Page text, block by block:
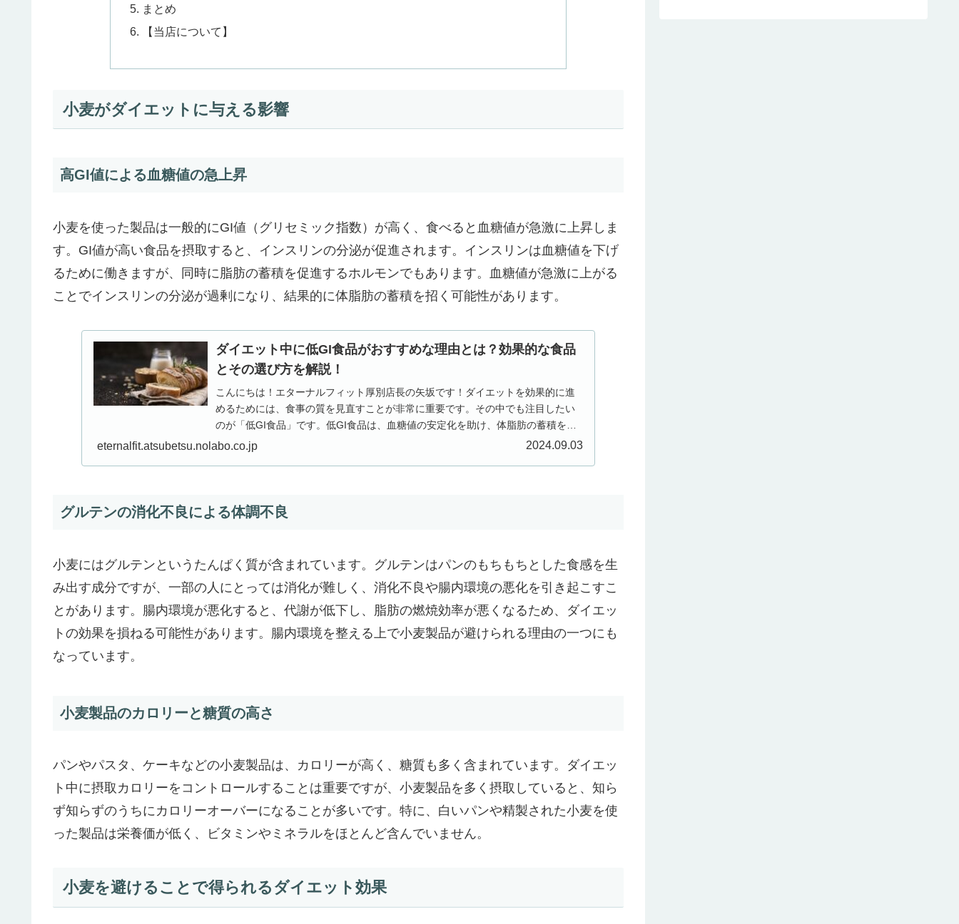
まとめ
【当店について】
小麦がダイエットに与える影響
高GI値による血糖値の急上昇
小麦を使った製品は一般的にGI値（グリセミック指数）が高く、食べると血糖値が急激に上昇しま
す。GI値が高い食品を摂取すると、インスリンの分泌が促進されます。インスリンは血糖値を下げ
るために働きますが、同時に脂肪の蓄積を促進するホルモンでもあります。血糖値が急激に上がる
ことでインスリンの分泌が過剰になり、結果的に体脂肪の蓄積を招く可能性があります。
ダイエット中に低GI食品がおすすめな理由とは？効果的な食品
とその選び方を解説！
こんにちは！エターナルフィット厚別店長の矢坂です！ダイエットを効果的に進
めるためには、食事の質を見直すことが非常に重要です。その中でも注目したい
のが「低GI食品」です。低GI食品は、血糖値の安定化を助け、体脂肪の蓄積を防
ぐ効果があるため、ダ...
eternalfit.atsubetsu.nolabo.co.jp 2024.09.03
グルテンの消化不良による体調不良
小麦にはグルテンというたんぱく質が含まれています。グルテンはパンのもちもちとした食感を生
み出す成分ですが、一部の人にとっては消化が難しく、消化不良や腸内環境の悪化を引き起こすこ
とがあります。腸内環境が悪化すると、代謝が低下し、脂肪の燃焼効率が悪くなるため、ダイエッ
トの効果を損ねる可能性があります。腸内環境を整える上で小麦製品が避けられる理由の一つにも
なっています。
小麦製品のカロリーと糖質の高さ
パンやパスタ、ケーキなどの小麦製品は、カロリーが高く、糖質も多く含まれています。ダイエッ
ト中に摂取カロリーをコントロールすることは重要ですが、小麦製品を多く摂取していると、知ら
ず知らずのうちにカロリーオーバーになることが多いです。特に、白いパンや精製された小麦を使
った製品は栄養価が低く、ビタミンやミネラルをほとんど含んでいません。
小麦を避けることで得られるダイエット効果